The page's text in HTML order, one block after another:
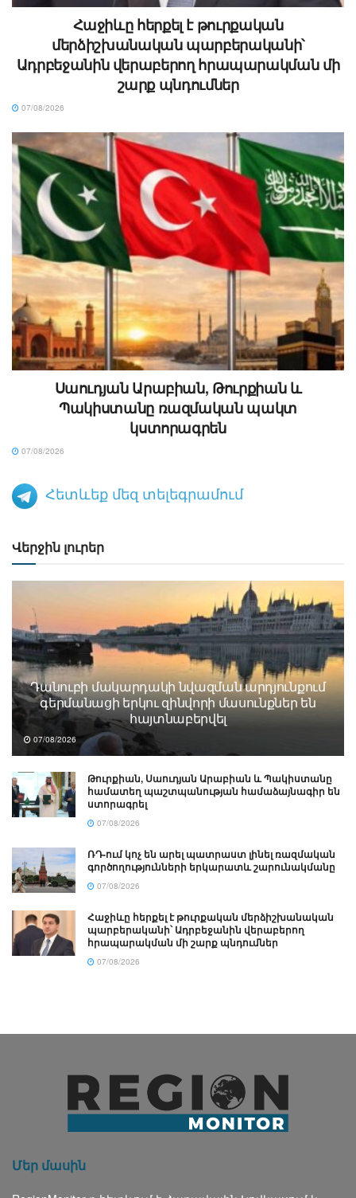
Հաջիևը հերքել է թուրքական
մերձիշխանական պարբերականի՝
Ադրբեջանին վերաբերող հրապարակման մի
շարք պնդումներ
07/08/2026
Սաուդյան Արաբիան, Թուրքիան և
Պակիստանը ռազմական պակտ
կստորագրեն
07/08/2026
Հետևեք մեզ տելեգրամում
Վերջին լուրեր
Դանուբի մակարդակի նվազման արդյունքում
գերմանացի երկու զինվորի մասունքներ են
հայտնաբերվել
07/08/2026
Թուրքիան, Սաուդյան Արաբիան և Պակիստանը
համատեղ պաշտպանության համաձայնագիր են
ստորագրել
07/08/2026
ՌԴ-ում կոչ են արել պատրաստ լինել ռազմական
գործողությունների երկարատև շարունակմանը
07/08/2026
Հաջիևը հերքել է թուրքական մերձիշխանական
պարբերականի՝ Ադրբեջանին վերաբերող
հրապարակման մի շարք պնդումներ
07/08/2026
Մեր մասին